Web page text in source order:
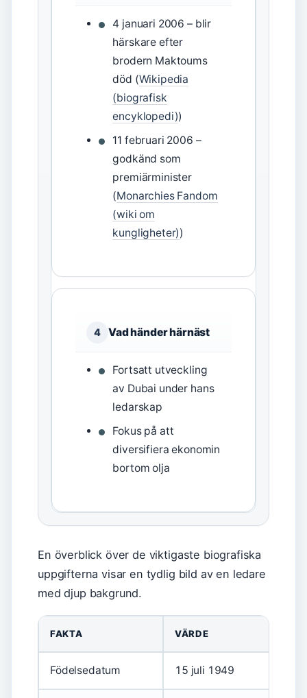
4 januari 2006 – blir
härskare efter
brodern Maktoums
död (Wikipedia
(biografisk
encyklopedi))
11 februari 2006 –
godkänd som
premiärminister
(Monarchies Fandom
(wiki om
kungligheter))
4 Vad händer härnäst
Fortsatt utveckling
av Dubai under hans
ledarskap
Fokus på att
diversifiera ekonomin
bortom olja
En överblick över de viktigaste biografiska
uppgifterna visar en tydlig bild av en ledare
med djup bakgrund.
FAKTA VÄRDE
Födelsedatum 15 juli 1949